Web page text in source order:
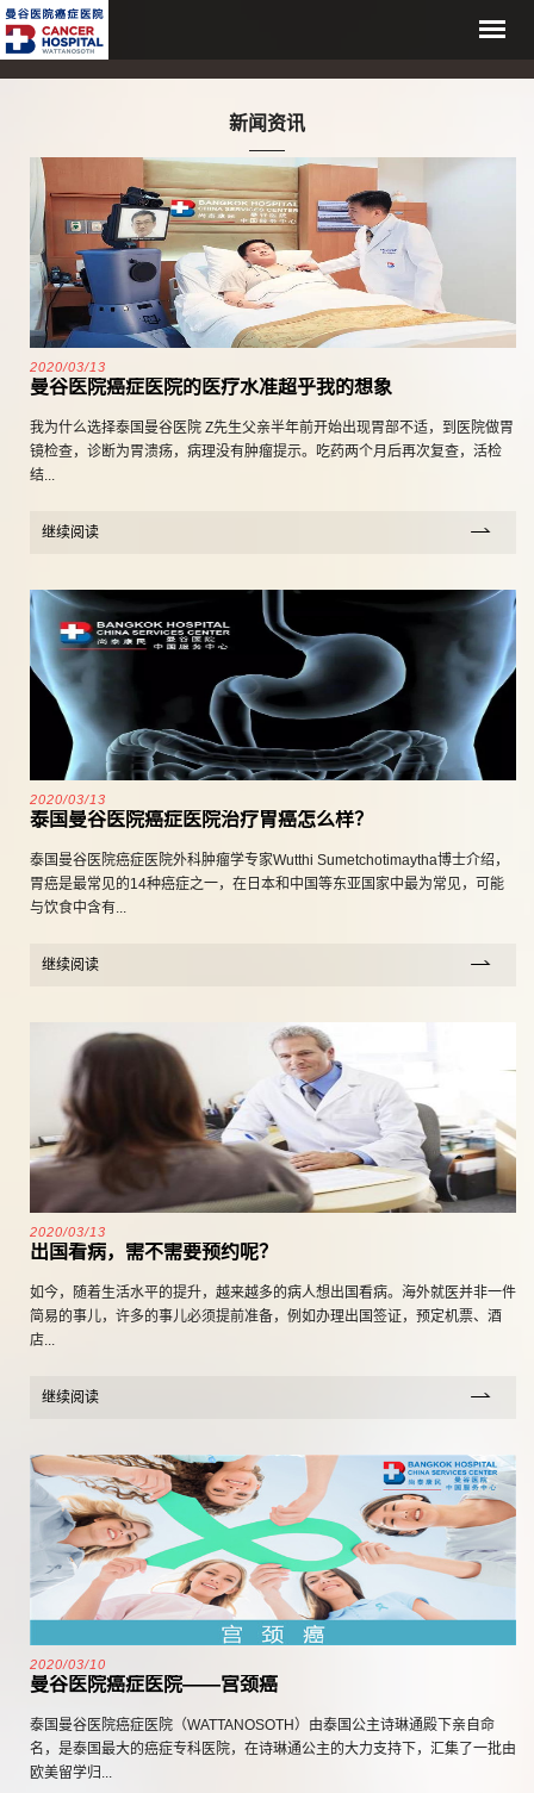
新闻资讯
2020/03/13
曼谷医院癌症医院的医疗水准超乎我的想象
我为什么选择泰国曼谷医院 Z先生父亲半年前开始出现胃部不适，到医院做胃
镜检查，诊断为胃溃疡，病理没有肿瘤提示。吃药两个月后再次复查，活检
结...
继续阅读
2020/03/13
泰国曼谷医院癌症医院治疗胃癌怎么样？
泰国曼谷医院癌症医院外科肿瘤学专家Wutthi Sumetchotimaytha博士介绍，
胃癌是最常见的14种癌症之一，在日本和中国等东亚国家中最为常见，可能
与饮食中含有...
继续阅读
2020/03/13
出国看病，需不需要预约呢？
如今，随着生活水平的提升，越来越多的病人想出国看病。海外就医并非一件
简易的事儿，许多的事儿必须提前准备，例如办理出国签证，预定机票、酒
店...
继续阅读
2020/03/10
曼谷医院癌症医院——宫颈癌
泰国曼谷医院癌症医院（WATTANOSOTH）由泰国公主诗琳通殿下亲自命
名，是泰国最大的癌症专科医院，在诗琳通公主的大力支持下，汇集了一批由
欧美留学归...